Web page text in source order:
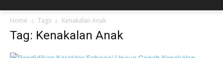
Home Tags Kenakalan Anak
Tag: Kenakalan Anak